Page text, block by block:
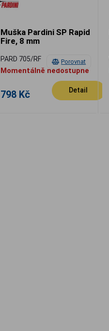
Porovnat
Muška Pardini SP Rapid
Fire, 8 mm
PARD 705/RF
Momentálně nedostupné
798 Kč Detail